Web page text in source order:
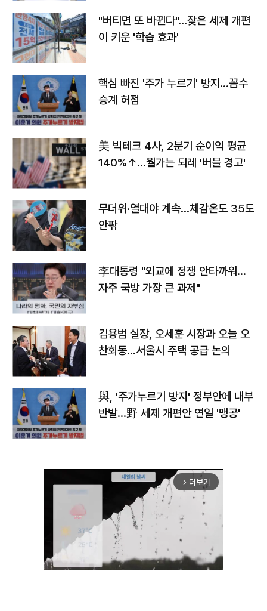
"버티면 또 바뀐다"…잦은 세제 개편
이 키운 '학습 효과'
핵심 빠진 '주가 누르기' 방지…꼼수
승계 허점
美 빅테크 4사, 2분기 순이익 평균
140%↑…월가는 되레 '버블 경고'
무더위·열대야 계속…체감온도 35도
안팎
李대통령 "외교에 정쟁 안타까워…
자주 국방 가장 큰 과제"
김용범 실장, 오세훈 시장과 오늘 오
찬회동...서울시 주택 공급 논의
與, '주가누르기 방지' 정부안에 내부
반발…野 세제 개편안 연일 '맹공'
arrow_forward_ios 더보기